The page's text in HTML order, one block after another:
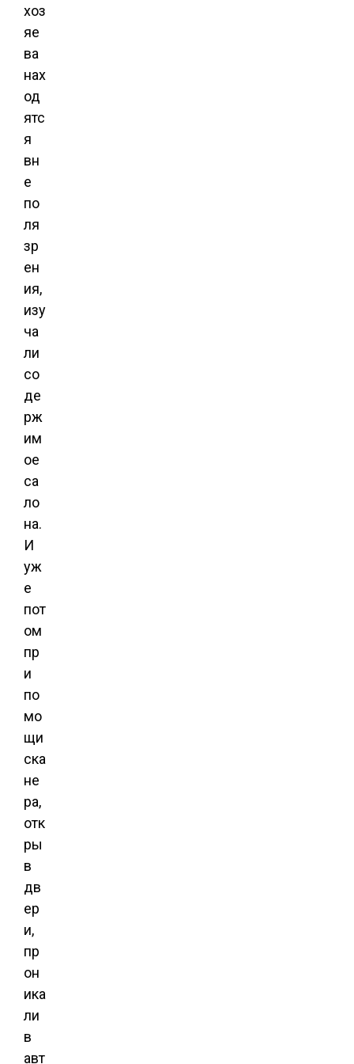
хоз
яе
ва
нах
од
ятс
я
вн
е
по
ля
зр
ен
ия,
изу
ча
ли
со
де
рж
им
ое
са
ло
на.
И
уж
е
пот
ом
пр
и
по
мо
щи
ска
не
ра,
отк
ры
в
дв
ер
и,
пр
он
ика
ли
в
авт